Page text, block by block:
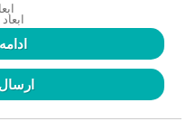
ابعاد
ابعاد خارجی: